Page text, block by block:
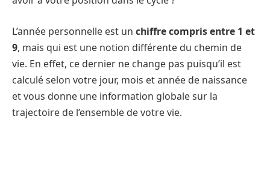
L’année personnelle est un chiffre compris entre 1 et
9, mais qui est une notion différente du chemin de
vie. En effet, ce dernier ne change pas puisqu’il est
calculé selon votre jour, mois et année de naissance
et vous donne une information globale sur la
trajectoire de l’ensemble de votre vie.